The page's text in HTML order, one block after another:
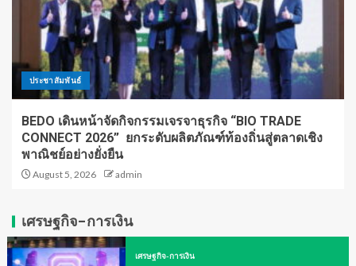
ประชาสัมพันธ์
BEDO เดินหน้าจัดกิจกรรมเจรจาธุรกิจ “BIO TRADE
CONNECT 2026” ยกระดับผลิตภัณฑ์ท้องถิ่นสู่ตลาดเชิง
พาณิชย์อย่างยั่งยืน
August 5, 2026 admin
เศรษฐกิจ-การเงิน
เศรษฐกิจ-การเงิน